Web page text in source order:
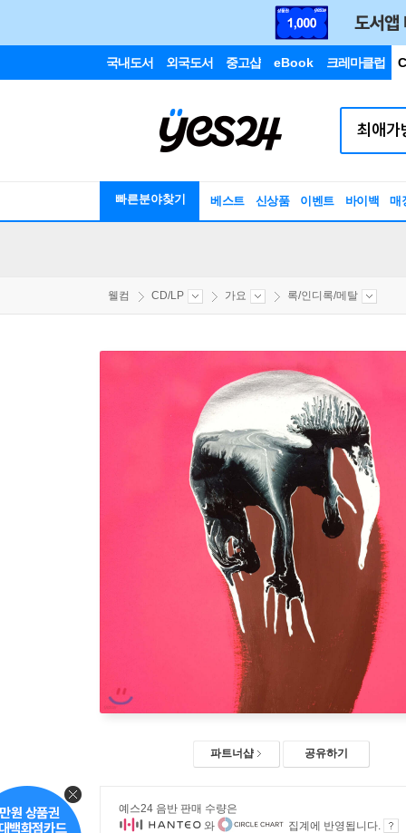
국내도서 외국도서 중고샵 eBook 크레마클럽
빠른분야찾기 베스트 신상품 이벤트 바이백 매
웰컴 CD/LP 가요 록/인디록/메탈
파트너샵 공유하기
예스24 음반 판매 수량은
와
집계에 반영됩니다.